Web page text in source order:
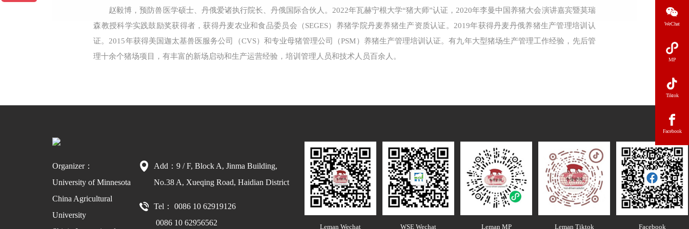
赵毅博，预防兽医学硕士、丹俄爱诸执行院长、丹俄国际合伙人。2022年瓦赫宁根大学“猪大师”认证，2020年李曼中国养猪大会演讲嘉宾暨莫瑞
森教授科学实践鼓励奖获得者，获得丹麦农业和食品委员会（SEGES）养猪学院丹麦养猪生产资质认证。2019年获得丹麦丹俄养猪生产管理培训认
证。2015年获得美国迦太基兽医服务公司（CVS）和专业母猪管理公司（PSM）养猪生产管理培训认证。有九年大型猪场生产管理工作经验，先后管
理十余个猪场项目，有丰富的新场启动和生产运营经验，培训管理人员和技术人员百余人。
Organizer：
University of Minnesota
China Agricultural
University
Add：9 / F, Block A, Jinma Building,
No.38 A, Xueqing Road, Haidian District
Tel： 0086 10 62919126
0086 10 62956562
Leman Wechat WSE Wechat Leman MP Leman Tiktok Facebook
WeChat
MP
Tiktok
Facebook